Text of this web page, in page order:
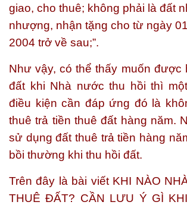
giao, cho thuê; không phải là đất
nhượng, nhận tặng cho từ ngày
2004 trở về sau;”.
Như vậy, có thể thấy muốn được
đất khi Nhà nước thu hồi thì
điều kiện cần đáp ứng đó là
thuê trả tiền thuê đất hàng năm.
sử dụng đất thuê trả tiền hàng
bồi thường khi thu hồi đất.
Trên đây là bài viết KHI NÀO
THUÊ ĐẤT? CẦN LƯU Ý GÌ